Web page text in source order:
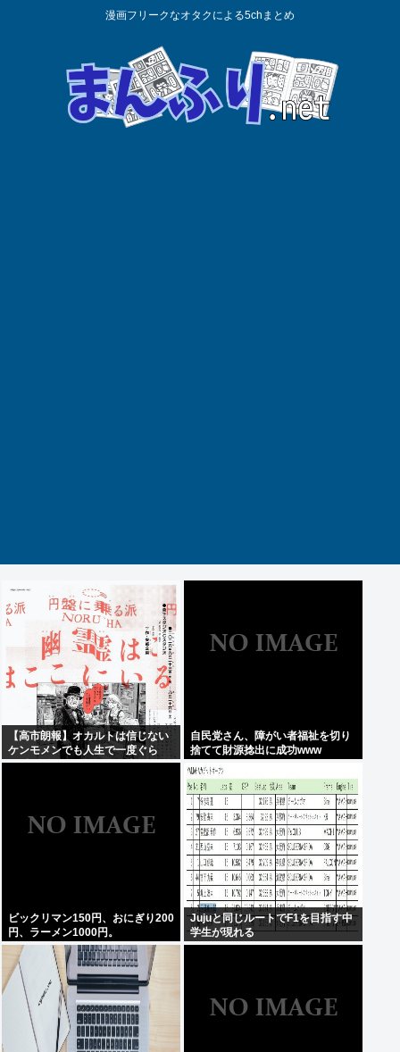
漫画フリークなオタクによる5chまとめ
【高市朗報】オカルトは信じない
ケンモメンでも人生で一度ぐら
い"超自然的な体験"した事あるん
自民党さん、障がい者福祉を切り
捨てて財源捻出に成功www
ビックリマン150円、おにぎり200
円、ラーメン1000円。
Jujuと同じルートでF1を目指す中
学生が現れる